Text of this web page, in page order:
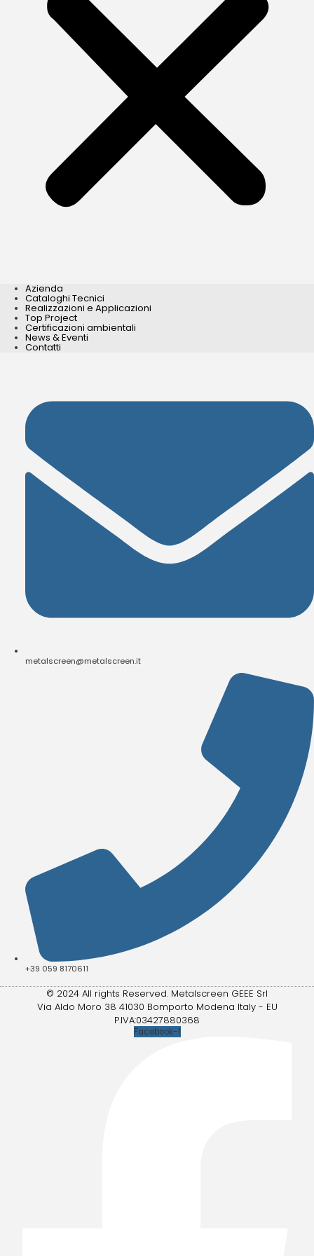
Azienda
Cataloghi Tecnici
Realizzazioni e Applicazioni
Top Project
Certificazioni ambientali
News & Eventi
Contatti
metalscreen@metalscreen.it
+39 059 8170611
© 2024 All rights Reserved. Metalscreen GEEE Srl
Via Aldo Moro 38 41030 Bomporto Modena Italy - EU
P.IVA:03427880368
Facebook-f